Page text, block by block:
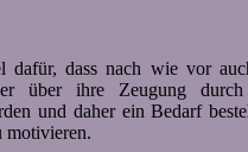
dafür, dass nach wie vor
über ihre Zeugung durch
und daher ein Bedarf
motivieren.